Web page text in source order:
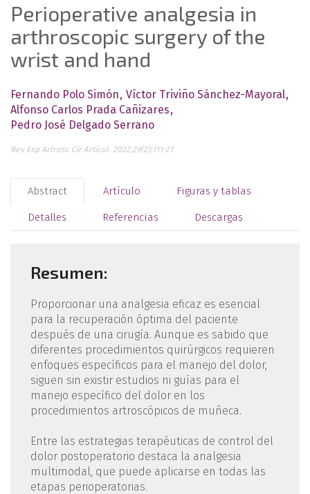
Perioperative analgesia in
arthroscopic surgery of the
wrist and hand
Fernando Polo Simón Víctor Triviño Sánchez-Mayoral
Alfonso Carlos Prada Cañizares
Pedro José Delgado Serrano
Rev Esp Artrosc Cir Articul. 2022;29(2):111-21
Abstract Artículo Figuras y tablas
Detalles Referencias Descargas
Resumen:
Proporcionar una analgesia eficaz es esencial
para la recuperación óptima del paciente
después de una cirugía. Aunque es sabido que
diferentes procedimientos quirúrgicos requieren
enfoques específicos para el manejo del dolor,
siguen sin existir estudios ni guías para el
manejo específico del dolor en los
procedimientos artroscópicos de muñeca.
Entre las estrategias terapéuticas de control del
dolor postoperatorio destaca la analgesia
multimodal, que puede aplicarse en todas las
etapas perioperatorias.